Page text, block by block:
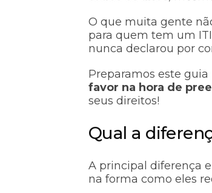
O que muita gente
para quem tem um
nunca declarou por
Preparamos este
favor na hora de
seus direitos!
Qual a
A principal diferença
na forma como eles